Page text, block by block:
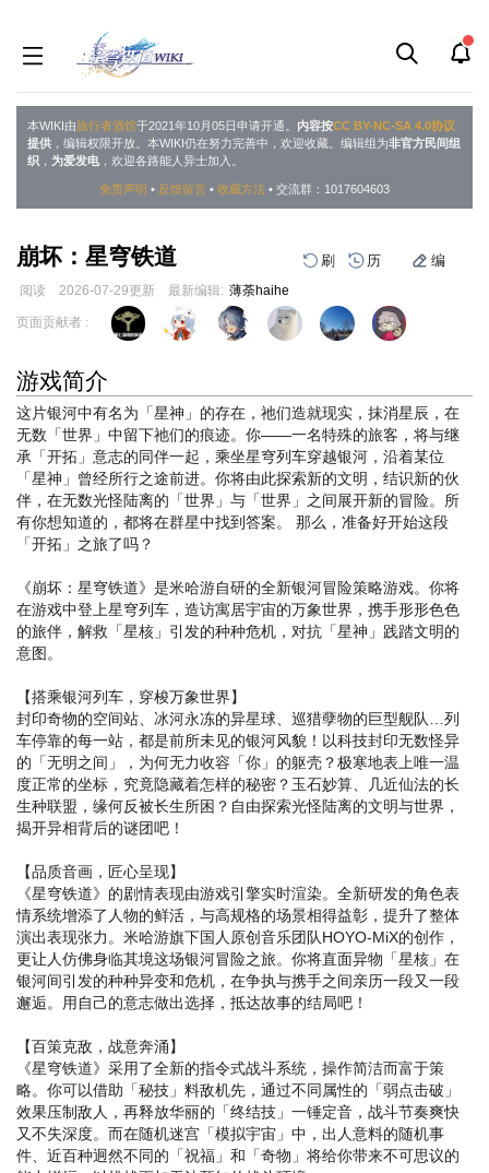
本WIKI由旅行者酒馆于2021年10月05日申请开通。 内容按CC BY-NC-SA 4.0协议
提供 ，编辑权限开放。本WIKI仍在努力完善中，欢迎收藏。编辑组为非官方民间组
织 ， 为爱发电，欢迎各路能人异士加入。
免责声明 • 反馈留言 • 收藏方法 • 交流群：1017604603
崩坏：星穹铁道 刷 历 编
阅读 2026-07-29更新 最新编辑: 薄荼haihe
跳
航
跳
索
页面贡献者 :
游戏简介
这片银河中有名为「星神」的存在，祂们造就现实，抹消星辰，在
无数「世界」中留下祂们的痕迹。你——一名特殊的旅客，将与继
承「开拓」意志的同伴一起，乘坐星穹列车穿越银河，沿着某位
「星神」曾经所行之途前进。你将由此探索新的文明，结识新的伙
伴，在无数光怪陆离的「世界」与「世界」之间展开新的冒险。所
有你想知道的，都将在群星中找到答案。 那么，准备好开始这段
「开拓」之旅了吗？
《崩坏：星穹铁道》是米哈游自研的全新银河冒险策略游戏。你将
在游戏中登上星穹列车，造访寓居宇宙的万象世界，携手形形色色
的旅伴，解救「星核」引发的种种危机，对抗「星神」践踏文明的
意图。
【搭乘银河列车，穿梭万象世界】
封印奇物的空间站、冰河永冻的异星球、巡猎孽物的巨型舰队…列
车停靠的每一站，都是前所未见的银河风貌！以科技封印无数怪异
的「无明之间」，为何无力收容「你」的躯壳？极寒地表上唯一温
度正常的坐标，究竟隐藏着怎样的秘密？玉石妙算、几近仙法的长
生种联盟，缘何反被长生所困？自由探索光怪陆离的文明与世界，
揭开异相背后的谜团吧！
【品质音画，匠心呈现】
《星穹铁道》的剧情表现由游戏引擎实时渲染。全新研发的角色表
情系统增添了人物的鲜活，与高规格的场景相得益彰，提升了整体
演出表现张力。米哈游旗下国人原创音乐团队HOYO-MiX的创作，
更让人仿佛身临其境这场银河冒险之旅。你将直面异物「星核」在
银河间引发的种种异变和危机，在争执与携手之间亲历一段又一段
邂逅。用自己的意志做出选择，抵达故事的结局吧！
【百策克敌，战意奔涌】
《星穹铁道》采用了全新的指令式战斗系统，操作简洁而富于策
略。你可以借助「秘技」料敌机先，通过不同属性的「弱点击破」
效果压制敌人，再释放华丽的「终结技」一锤定音，战斗节奏爽快
又不失深度。而在随机迷宫「模拟宇宙」中，出人意料的随机事
件、近百种迥然不同的「祝福」和「奇物」将给你带来不可思议的